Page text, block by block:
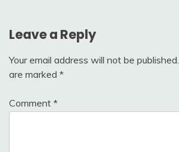
Home
Leave a Reply
Your email address will not be published.
are marked *
Comment *